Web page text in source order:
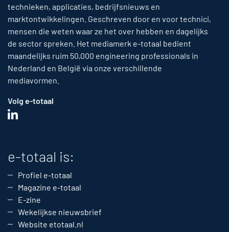
technieken, applicaties, bedrijfsnieuws en
marktontwikkelingen. Geschreven door en voor technici,
mensen die weten waar ze het over hebben en dagelijks
de sector spreken. Het mediamerk e-totaal bedient
maandelijks ruim 50,000 engineering professionals in
Nederland en België via onze verschillende
mediavormen.
Volg e-totaal
e-totaal is:
Profiel e-totaal
Magazine e-totaal
E-zine
Wekelijkse nieuwsbrief
Website etotaal.nl